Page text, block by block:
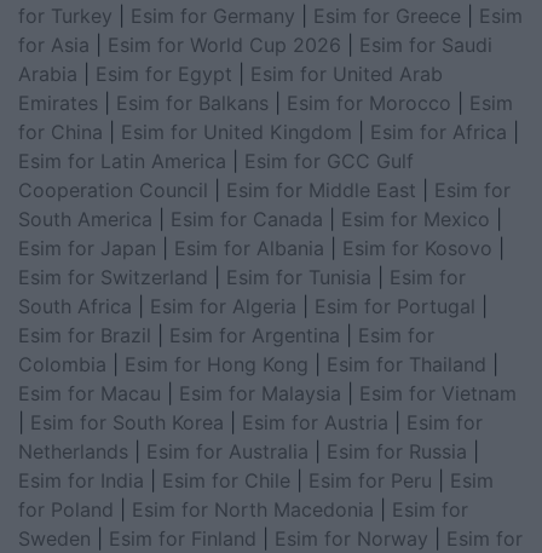
for Turkey
Esim for Germany Esim for Greece
Esim
for Asia
Esim for World Cup 2026
Esim for Saudi
Arabia
Esim for Egypt
Esim for United Arab
Emirates
Esim for Balkans Esim for Morocco
Esim
for China
Esim for United Kingdom Esim for Africa
Esim for Latin America
Esim for GCC Gulf
Cooperation Council
Esim for Middle East
Esim for
South America
Esim for Canada Esim for Mexico
Esim for Japan
Esim for Albania Esim for Kosovo
Esim for Switzerland
Esim for Tunisia
Esim for
South Africa
Esim for Algeria Esim for Portugal
Esim for Brazil
Esim for Argentina
Esim for
Colombia
Esim for Hong Kong Esim for Thailand
Esim for Macau
Esim for Malaysia
Esim for Vietnam
Esim for South Korea Esim for Austria
Esim for
Netherlands
Esim for Australia Esim for Russia
Esim for India
Esim for Chile Esim for Peru
Esim
for Poland
Esim for North Macedonia
Esim for
Sweden
Esim for Finland Esim for Norway
Esim for